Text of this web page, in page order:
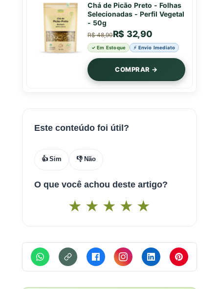
Chá de Picão Preto - Folhas
Selecionadas - Perfil Vegetal
- 50g
R$ 48,90R$ 32,90
✓ Em Estoque ⚡ Envio Imediato
COMPRAR →
Este conteúdo foi útil?
👍 Sim 👎 Não
O que você achou deste artigo?
★ ★ ★ ★ ★